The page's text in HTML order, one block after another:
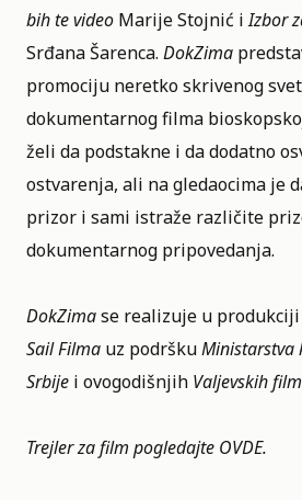
bih te video Marije Stojnić iIzbor
Srđana Šarenca. DokZima
promociju neretko skrivenog
dokumentarnog filma
želi da podstakne i da dodatno
ostvarenja, ali na gledaocima je
prizor i sami istraže različite
dokumentarnog pripovedanja.
DokZimase realizuje u
Sail Filma uz podrškuMinistarstva
Srbije i ovogodišnjih Valjevskih
Trejler za film pogledajte OVDE.